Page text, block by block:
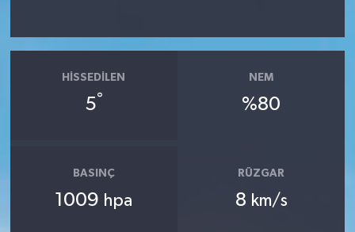
HISSEDILEN
5°
NEM
%80
BASINÇ
1009 hpa
RÜZGAR
8 km/s